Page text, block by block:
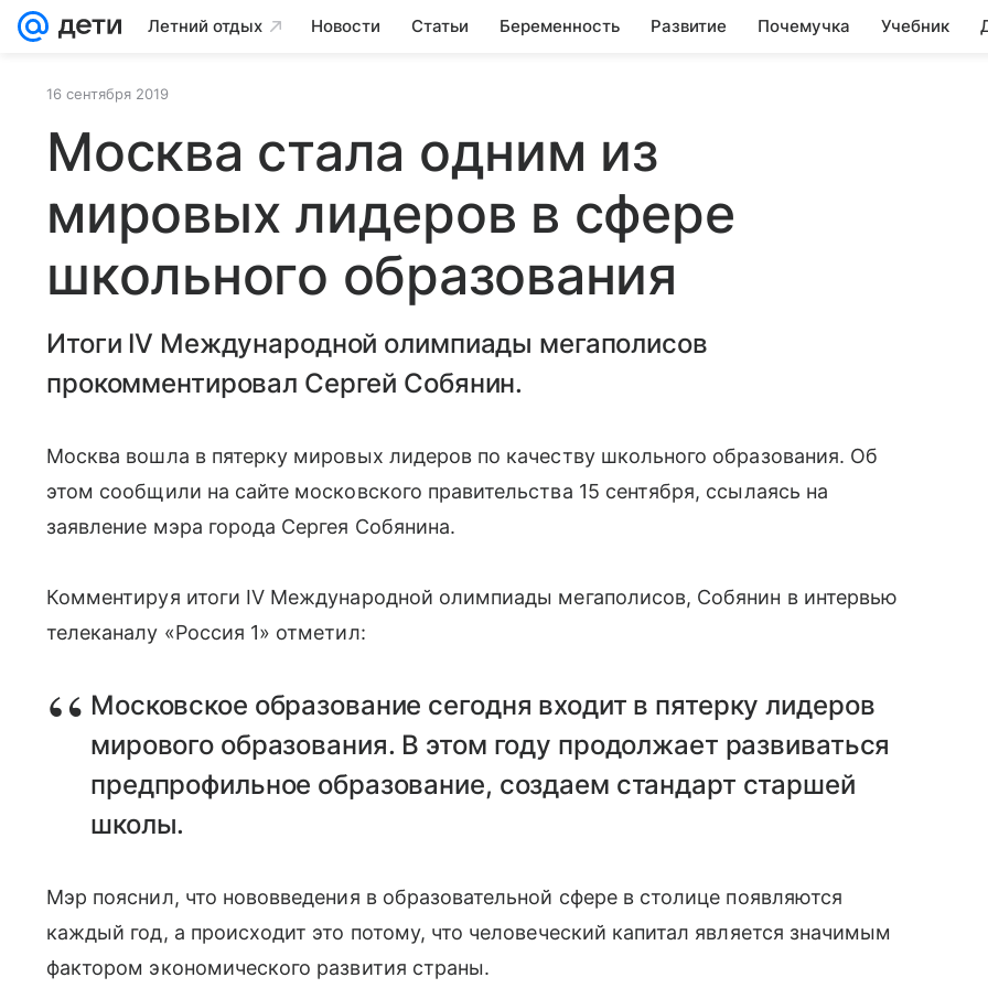
Летний отдых Новости Статьи Беременность Развитие Почемучка Учебник
16 сентября 2019
Москва стала одним из
мировых лидеров в сфере
школьного образования
Итоги IV Международной олимпиады мегаполисов
прокомментировал Сергей Собянин.
Москва вошла в пятерку мировых лидеров по качеству школьного образования. Об
этом сообщили на сайте московского правительства 15 сентября, ссылаясь на
заявление мэра города Сергея Собянина.
Комментируя итоги IV Международной олимпиады мегаполисов, Собянин в интервью
телеканалу «Россия 1» отметил:
Московское образование сегодня входит в пятерку лидеров
мирового образования. В этом году продолжает развиваться
предпрофильное образование, создаем стандарт старшей
школы.
Мэр пояснил, что нововведения в образовательной сфере в столице появляются
каждый год, а происходит это потому, что человеческий капитал является значимым
фактором экономического развития страны.